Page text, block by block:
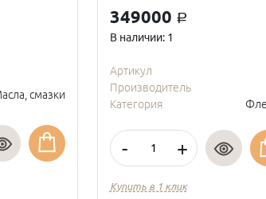
смазки
349000 a
В наличии: 1
Артикул
Производитель
Категория
- +
Купить в 1 клик